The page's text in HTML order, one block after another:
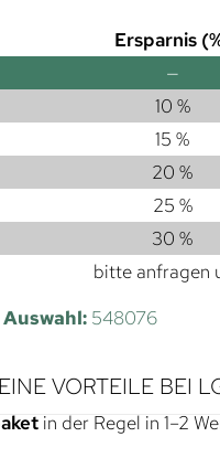
Ersparnis
—
10 %
15 %
20 %
25 %
30 %
bitte anfragen
548076
VORTEILE BEI
in der Regel in 1–2